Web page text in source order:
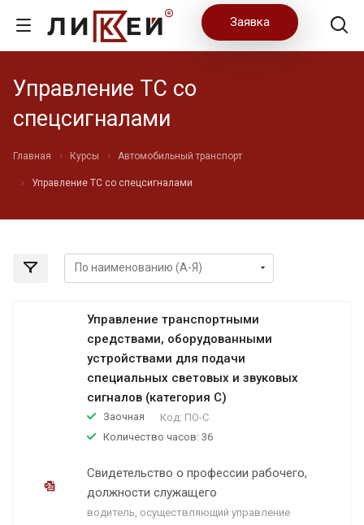
Заявка
Управление ТС со
спецсигналами
Главная Курсы Автомобильный транспорт
Управление ТС со спецсигналами
Управление транспортными
средствами, оборудованными
устройствами для подачи
специальных световых и звуковых
сигналов (категория C)
Заочная Код: ПО-С
Количество часов: 36
Свидетельство о профессии рабочего,
должности служащего
водитель, осуществляющий управление